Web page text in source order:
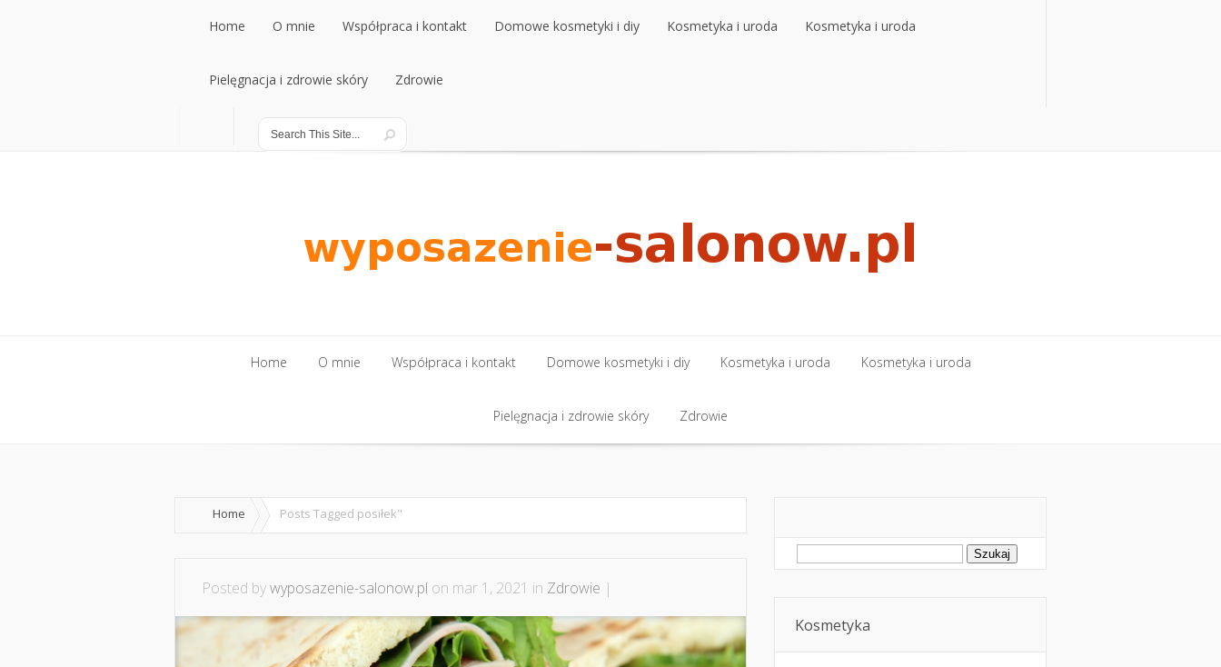
Home
Home
O mnie
O mnie
Współpraca i kontakt
Współpraca i kontakt
Domowe kosmetyki i diy Kosmetyka i uroda Kosmetyka i uroda
Pielęgnacja i zdrowie skóry
Pielęgnacja i zdrowie skóry
Zdrowie
Home O mnie Współpraca i kontakt
Współpraca i kontakt
Domowe kosmetyki i diy
Domowe kosmetyki i diy
Kosmetyka i uroda
Kosmetyka i uroda
Kosmetyka i uroda
Pielęgnacja i zdrowie skóry Zdrowie
Home Posts Tagged posiłek"
Posted bywyposazenie-salonow.pl on mar 1, 2021 in Zdrowie |
Szukaj:
Kosmetyka